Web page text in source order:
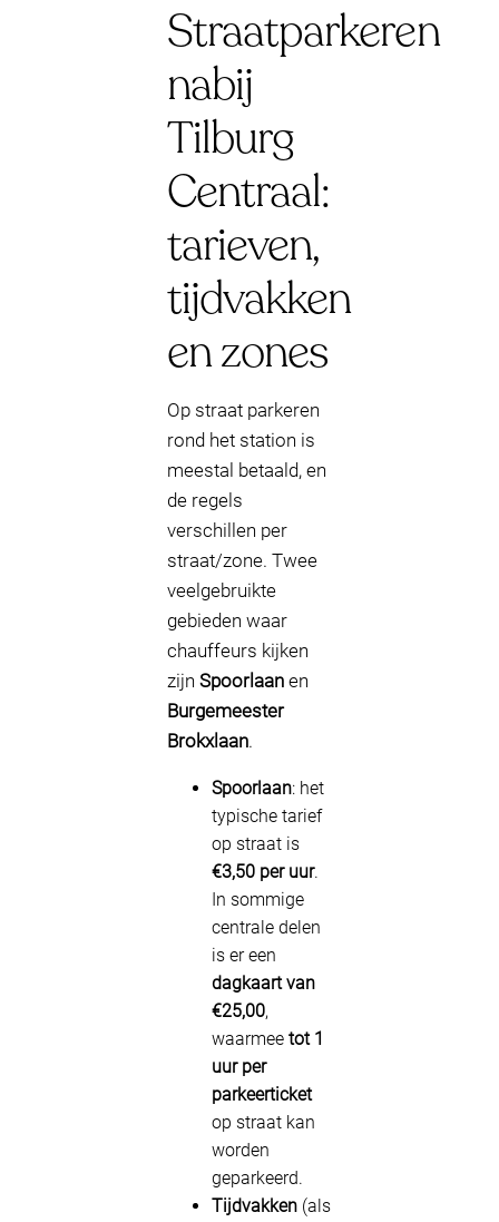
Straatparkeren
nabij
Tilburg
Centraal:
tarieven,
tijdvakken
en zones
Op straat parkeren
rond het station is
meestal betaald, en
de regels
verschillen per
straat/zone. Twee
veelgebruikte
gebieden waar
chauffeurs kijken
zijn Spoorlaan en
Burgemeester
Brokxlaan.
Spoorlaan: het
typische tarief
op straat is
€3,50 per uur.
In sommige
centrale delen
is er een
dagkaart van
€25,00,
waarmee tot 1
uur per
parkeerticket
op straat kan
worden
geparkeerd.
Tijdvakken (als